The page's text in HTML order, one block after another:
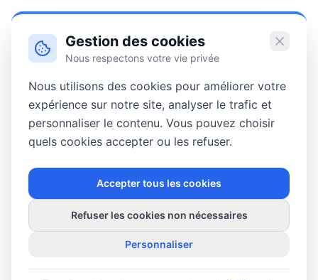
Gestion des cookies
Nous respectons votre vie privée
Nous utilisons des cookies pour améliorer votre
expérience sur notre site, analyser le trafic et
personnaliser le contenu. Vous pouvez choisir
quels cookies accepter ou les refuser.
Accepter tous les cookies
Refuser les cookies non nécessaires
Personnaliser